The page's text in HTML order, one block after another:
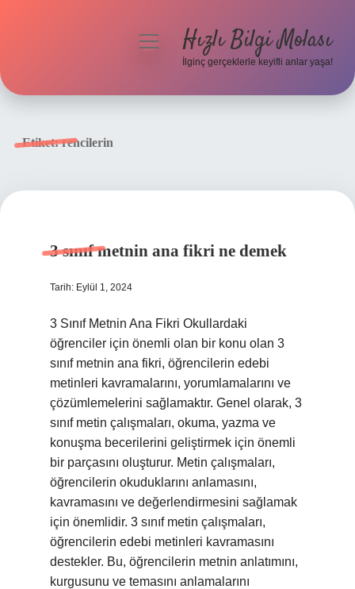
menüyüHızlı Bilgi Molası
İlginç gerçeklerle keyifli anlar yaşa!
Etiket:rencilerin
3 sınıf metnin ana fikri ne demek
Tarih: Eylül 1, 2024
3 Sınıf Metnin Ana Fikri Okullardaki
öğrenciler için önemli olan bir konu olan 3
sınıf metnin ana fikri, öğrencilerin edebi
metinleri kavramalarını, yorumlamalarını ve
çözümlemelerini sağlamaktır. Genel olarak, 3
sınıf metin çalışmaları, okuma, yazma ve
konuşma becerilerini geliştirmek için önemli
bir parçasını oluşturur. Metin çalışmaları,
öğrencilerin okuduklarını anlamasını,
kavramasını ve değerlendirmesini sağlamak
için önemlidir. 3 sınıf metin çalışmaları,
öğrencilerin edebi metinleri kavramasını
destekler. Bu, öğrencilerin metnin anlatımını,
kurgusunu ve temasını anlamalarını